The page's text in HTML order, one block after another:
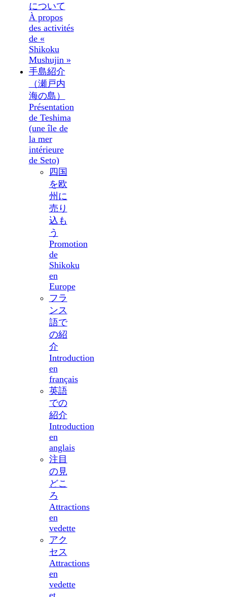
について
À propos
des activités
de «
Shikoku
Mushujin »
手島紹介
（瀬戸内
海の島）
Présentation
de Teshima
(une île de
la mer
intérieure
de Seto)
四国
を欧
州に
売り
込も
う
Promotion
de
Shikoku
en
Europe
フラ
ンス
語で
の紹
介
Introduction
en
français
英語
での
紹介
Introduction
en
anglais
注目
の見
どこ
ろ
Attractions
en
vedette
アク
セス
Attractions
en
vedette
et